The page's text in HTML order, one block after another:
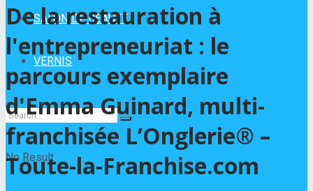
SALON DE BEAUTÉ
VERNIS
No Result
De la restauration à
l'entrepreneuriat : le
parcours exemplaire
d'Emma Guinard, multi-
franchisée L’Onglerie® –
Toute-la-Franchise.com